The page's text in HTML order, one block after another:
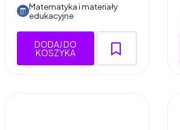
Matematyka i materiały
edukacyjne
DODAJ DO
KOSZYKA